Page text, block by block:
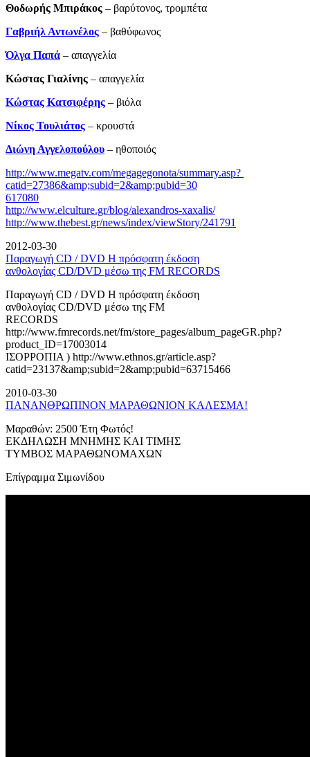
Θοδωρής Μπιράκος – βαρύτονος, τρομπέτα
Γαβριήλ Αντωνέλος – βαθύφωνος
Όλγα Παπά – απαγγελία
Κώστας Γιαλίνης ­– απαγγελία
Κώστας Κατσιφέρης – βιόλα
Νίκος Τουλιάτος – κρουστά
Διώνη Αγγελοπούλου – ηθοποιός
http://www.megatv.com/megagegonota/summary.asp?
catid=27386&amp;subid=2&amp;pubid=30
617080
http://www.elculture.gr/blog/alexandros-xaxalis/
http://www.thebest.gr/news/index/viewStory/241791
2012-03-30
Παραγωγή CD / DVD Η πρόσφατη έκδοση
ανθολογίας CD/DVD μέσω της FM RECORDS
Παραγωγή CD / DVD Η πρόσφατη έκδοση
ανθολογίας CD/DVD μέσω της FM
RECORDS
http://www.fmrecords.net/fm/store_pages/album_pageGR.php?
product_ID=17003014
ΙΣΟΡΡΟΠΙΑ ) http://www.ethnos.gr/article.asp?
catid=23137&amp;subid=2&amp;pubid=63715466
2010-03-30
ΠΑΝΑΝΘΡΩΠΙΝΟΝ ΜΑΡΑΘΩΝΙΟΝ ΚΑΛΕΣΜΑ!
Μαραθών: 2500 Έτη Φωτός!
ΕΚΔΗΛΩΣΗ ΜΝΗΜΗΣ ΚΑΙ ΤΙΜΗΣ
ΤΥΜΒΟΣ ΜΑΡΑΘΩΝΟΜΑΧΩΝ
Επίγραμμα Σιμωνίδου